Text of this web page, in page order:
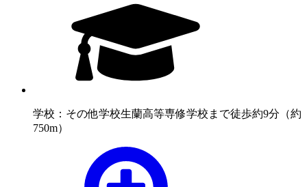
学校：その他学校生蘭高等専修学校まで徒歩約9分（約
750m）